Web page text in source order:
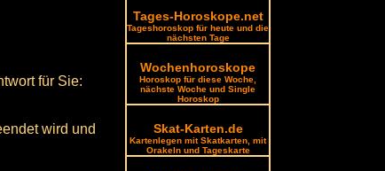
für Sie:
wird und
Tages-Horoskope.net
Tageshoroskop für heute und die
nächsten Tage
Wochenhoroskope
Horoskop für diese Woche,
nächste Woche und Single
Horoskop
Skat-Karten.de
Kartenlegen mit Skatkarten, mit
Orakeln und Tageskarte